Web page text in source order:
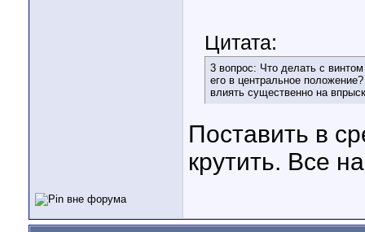
Цитата:
3 вопрос: Что делать с
его в центральное
влиять существенно на
Поставить в
крутить. Все